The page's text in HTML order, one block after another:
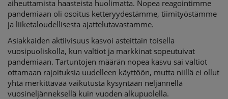
aiheuttamista haasteista huolimatta. Nopea reagointimme
pandemiaan oli osoitus ketteryydestämme, tiimityöstämme
ja liiketaloudellisesta ajattelutavastamme.
Asiakkaiden aktiivisuus kasvoi asteittain toisella
vuosipuoliskolla, kun valtiot ja markkinat sopeutuivat
pandemiaan. Tartuntojen määrän nopea kasvu sai valtiot
ottamaan rajoituksia uudelleen käyttöön, mutta niillä ei ollut
yhtä merkittävää vaikutusta kysyntään neljännellä
vuosineljänneksellä kuin vuoden alkupuolella.